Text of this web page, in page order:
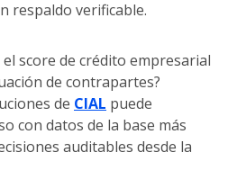
respaldo verificable.
score de crédito empresarial
de contrapartes?
de CIAL puede
con datos de la base más
auditables desde la